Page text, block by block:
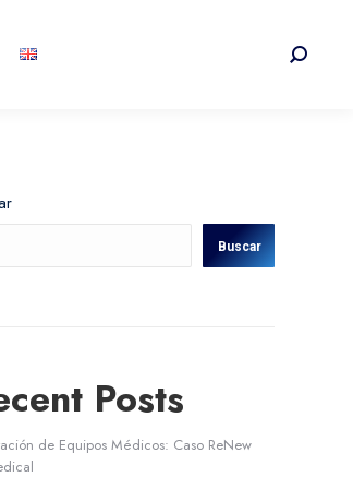
Buscar:
Buscar
Posts
de Equipos Médicos: Caso ReNew